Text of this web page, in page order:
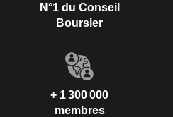
N°1 du Conseil
Boursier
+ 1 300 000
membres